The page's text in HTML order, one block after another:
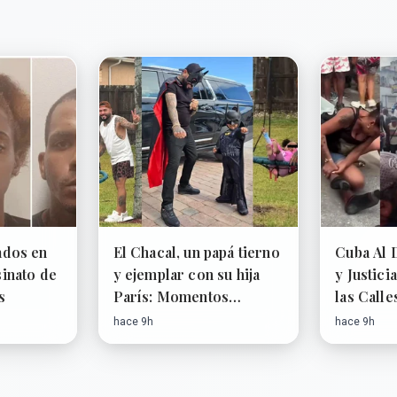
en
de
El Chacal, un papá tierno
y ejemplar con su hija
París: Momentos
familiares conquistan las
redes
hace 9h
Cuba Al
y
las
hace 9h